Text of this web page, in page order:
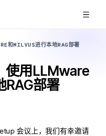
和MILVUS进行本地RAG部署
使用LLMware
RAG部署
会议上，我们有幸邀请